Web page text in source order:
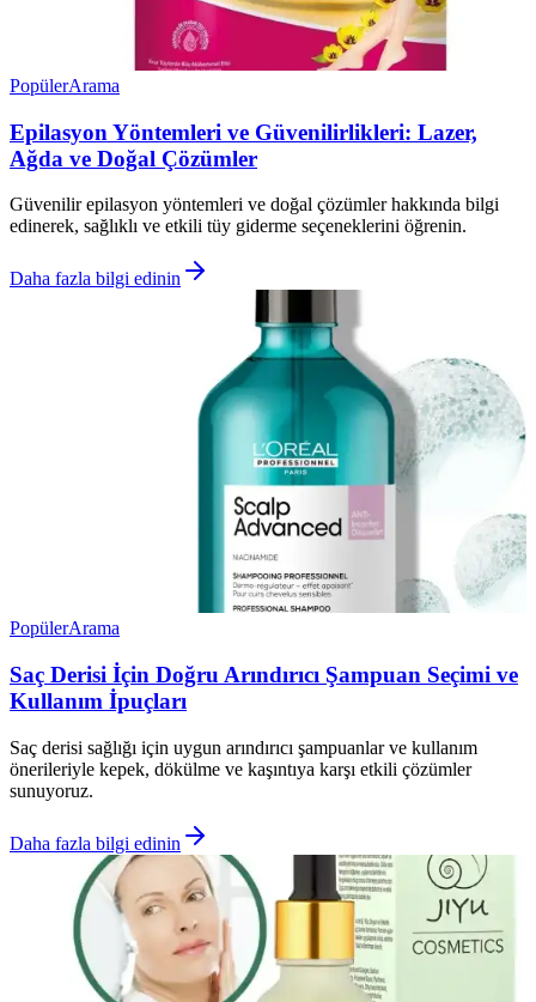
PopülerArama
Epilasyon Yöntemleri ve Güvenilirlikleri: Lazer,
Ağda ve Doğal Çözümler
Güvenilir epilasyon yöntemleri ve doğal çözümler hakkında bilgi
edinerek, sağlıklı ve etkili tüy giderme seçeneklerini öğrenin.
Daha fazla bilgi edinin
PopülerArama
Saç Derisi İçin Doğru Arındırıcı Şampuan Seçimi ve
Kullanım İpuçları
Saç derisi sağlığı için uygun arındırıcı şampuanlar ve kullanım
önerileriyle kepek, dökülme ve kaşıntıya karşı etkili çözümler
sunuyoruz.
Daha fazla bilgi edinin